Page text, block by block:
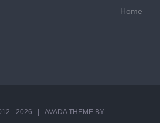
Home
- 2026 | AVADA THEME BY